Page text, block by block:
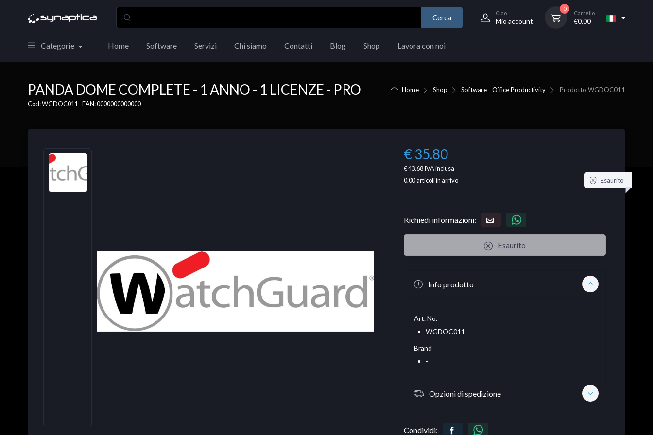
Cerca
Ciao
Mio account
0
Carrello
€0,00
Categorie Home Software Servizi Chi siamo Contatti Blog Shop Lavora con noi
Home Shop Software - Office Productivity Prodotto WGDOC011
PANDA DOME COMPLETE - 1 ANNO - 1 LICENZE - PRO
Cod: WGDOC011 - EAN: 0000000000000
€ 35.80
€ 43.68IVA inclusa
0.00articoli in arrivo Esaurito
Richiedi informazioni:
Esaurito
Info prodotto
Art. No.
WGDOC011
Brand
-
Opzioni di spedizione
Condividi: